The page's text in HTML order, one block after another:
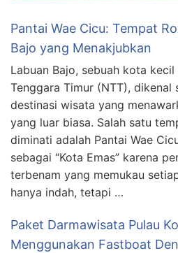
Pantai Wae Cicu: Tempat
Bajo yang Menakjubkan
Labuan Bajo, sebuah kota
Tenggara Timur (NTT), dikenal
destinasi wisata yang
yang luar biasa. Salah satu
diminati adalah Pantai Wae
sebagai “Kota Emas” karena
terbenam yang memukau
hanya indah, tetapi …
Paket Darmawisata Pulau
Menggunakan Fastboat